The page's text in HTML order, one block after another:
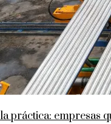
práctica: empresas